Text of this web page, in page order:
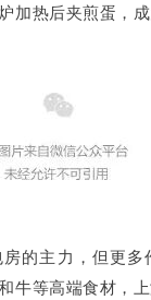
加热后夹煎蛋，成
的主力，但更多
牛等高端食材，上